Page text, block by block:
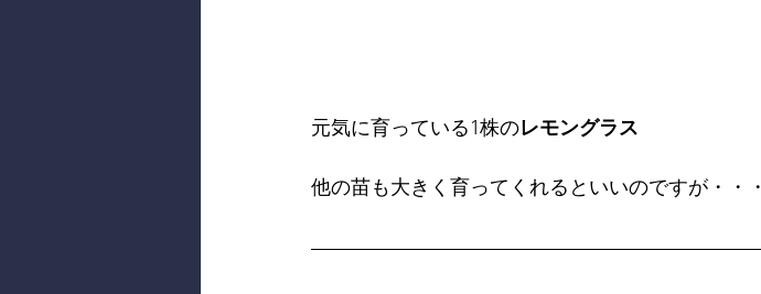
元気に育っている1株のレモングラス
他の苗も大きく育ってくれるといいのですが・・・